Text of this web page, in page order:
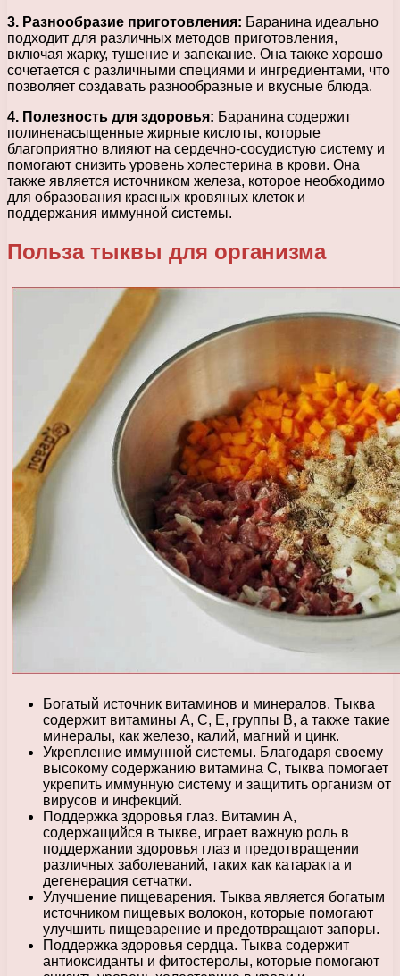
3. Разнообразие приготовления: Баранина идеально
подходит для различных методов приготовления,
включая жарку, тушение и запекание. Она также хорошо
сочетается с различными специями и ингредиентами, что
позволяет создавать разнообразные и вкусные блюда.
4. Полезность для здоровья: Баранина содержит
полиненасыщенные жирные кислоты, которые
благоприятно влияют на сердечно-сосудистую систему и
помогают снизить уровень холестерина в крови. Она
также является источником железа, которое необходимо
для образования красных кровяных клеток и
поддержания иммунной системы.
Польза тыквы для организма
Богатый источник витаминов и минералов. Тыква
содержит витамины А, С, Е, группы В, а также такие
минералы, как железо, калий, магний и цинк.
Укрепление иммунной системы. Благодаря своему
высокому содержанию витамина С, тыква помогает
укрепить иммунную систему и защитить организм от
вирусов и инфекций.
Поддержка здоровья глаз. Витамин А,
содержащийся в тыкве, играет важную роль в
поддержании здоровья глаз и предотвращении
различных заболеваний, таких как катаракта и
дегенерация сетчатки.
Улучшение пищеварения. Тыква является богатым
источником пищевых волокон, которые помогают
улучшить пищеварение и предотвращают запоры.
Поддержка здоровья сердца. Тыква содержит
антиоксиданты и фитостеролы, которые помогают